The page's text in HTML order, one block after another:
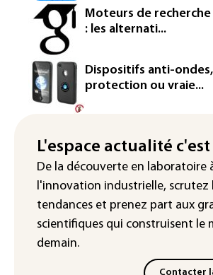
devant la justice
Jeux vidéo: le très attendu
promet d'en dévoiler plus sur
27 août
Dans les entrailles de Paris, un
ferroviaire hors norme pour
Meta se lance sur le marché
écrits par l'IA, dominé par
OpenAI
Moteurs de
: les alternati...
Dispositifs anti-
protection ou vraie...
L'espace actualité
De la découverte en laboratoire
l'innovation industrielle, scrutez
tendances et prenez part aux
scientifiques qui construisent le
demain.
Contacter